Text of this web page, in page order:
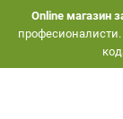
Оnline магазин
професионалисти.